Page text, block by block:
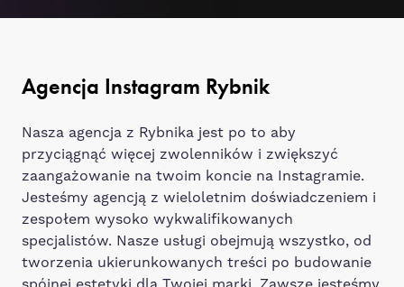
Agencja Instagram Rybnik
Nasza agencja z Rybnika jest po to aby
przyciągnąć więcej zwolenników i zwiększyć
zaangażowanie na twoim koncie na Instagramie.
Jesteśmy agencją z wieloletnim doświadczeniem i
zespołem wysoko wykwalifikowanych
specjalistów. Nasze usługi obejmują wszystko, od
tworzenia ukierunkowanych treści po budowanie